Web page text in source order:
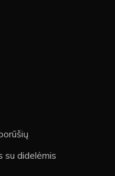
su didelėmis